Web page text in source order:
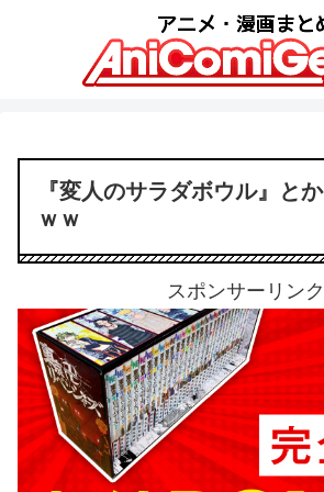
『変人のサラダボウル』と
ｗｗ
スポンサーリンク